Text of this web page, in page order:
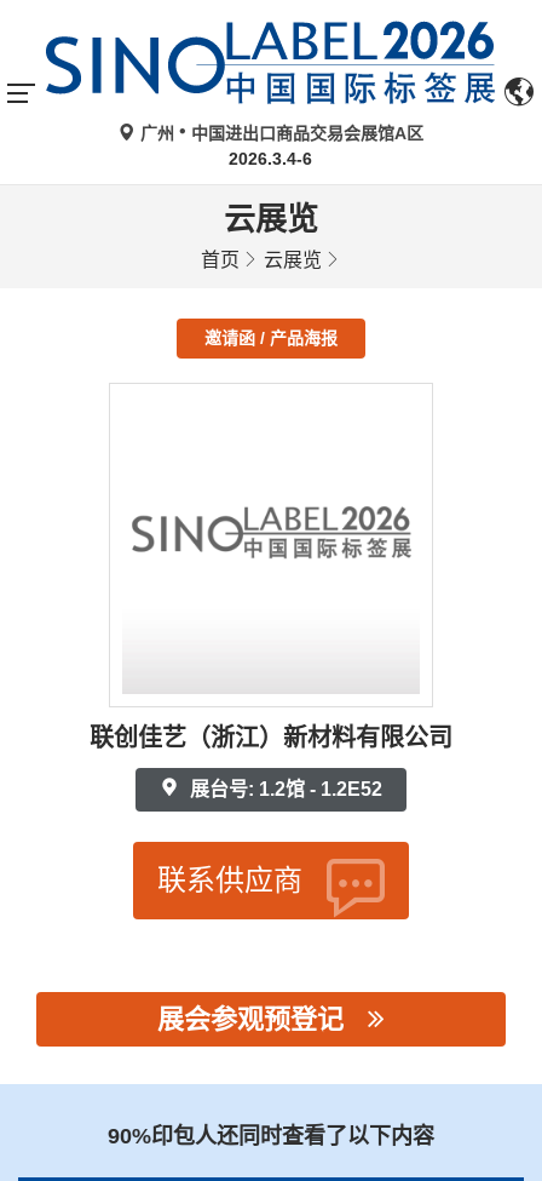
广州
中国进出口商品交易会展馆A区
2026.3.4-6
云展览
首页 云展览
邀请函 / 产品海报
联创佳艺（浙江）新材料有限公司
展台号: 1.2馆 - 1.2E52
联系供应商
展会参观预登记
90%印包人还同时查看了以下内容